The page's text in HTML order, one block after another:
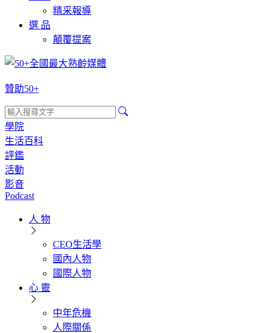
精采報導
選 品
顛覆提案
贊助50+
學院
生活百科
評鑑
活動
影音
Podcast
人 物
CEO生活學
國內人物
國際人物
心 靈
中年危機
人際關係